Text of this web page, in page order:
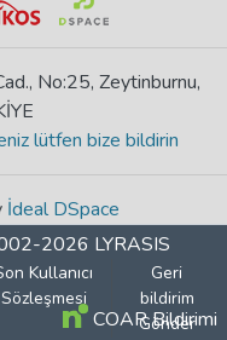
No:25, Zeytinburnu,
lütfen bize bildirin
İdeal DSpace
2026 LYRASIS
Kullanıcı
Sözleşmesi
Geri
bildirim
Gönder
COAR Bildirimi